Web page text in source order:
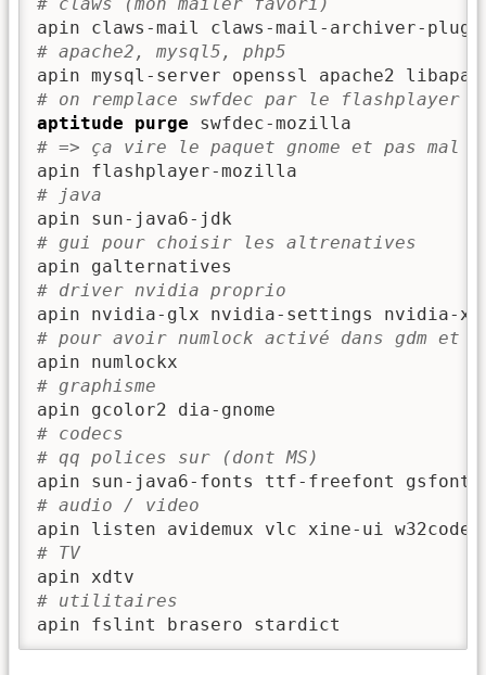
# apache2, mysql5, php5
# on remplace swfdec par le flashplayer
aptitude purge
# => ça vire le paquet gnome et pas mal
# java
# gui pour choisir les altrenatives
# driver nvidia proprio
# pour avoir numlock activé dans gdm et X
# graphisme
# codecs
# qq polices sur (dont MS)
# audio / video
# TV
# utilitaires
apin fslint brasero stardict